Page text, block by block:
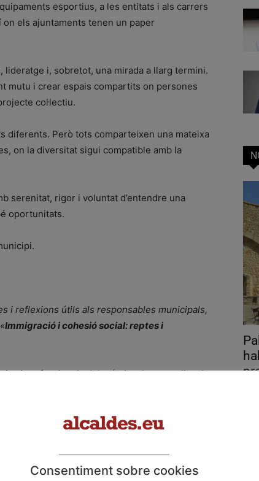
esportius, a les entitats i als carrers
els ajuntaments tenen un paper
i, sobretot, una mirada a llarg termini.
mutu i crear espais compartits on persones
col·lectiu.
diferents. Però tots comparteixen una mateixa
on la diversitat sigui compatible amb la
serenitat, rigor i voluntat d’entendre una
oportunitats.
i reflexions útils als responsables municipals,
Immigració i cohesió social: reptes i
i professionals del món local que analitza la
experiències i propostes que poden ajudar a
El
Consentiment sobre cookies